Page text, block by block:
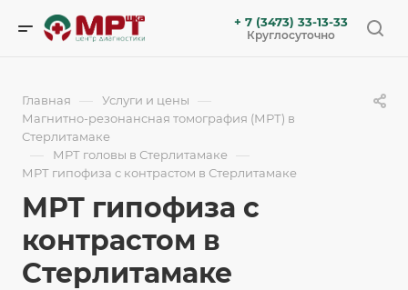
+ 7 (3473) 33-13-33
Круглосуточно
Главная — Услуги и цены —
Магнитно-резонансная томография (МРТ) в
Стерлитамаке
— МРТ головы в Стерлитамаке —
МРТ гипофиза с контрастом в Стерлитамаке
МРТ гипофиза с
контрастом в
Стерлитамаке